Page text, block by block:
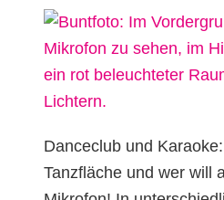
Danceclub und
Tanzfläche und wer will